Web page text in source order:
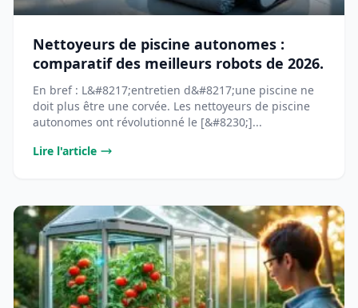
Nettoyeurs de piscine autonomes :
comparatif des meilleurs robots de 2026.
En bref : L&#8217;entretien d&#8217;une piscine ne
doit plus être une corvée. Les nettoyeurs de piscine
autonomes ont révolutionné le [&#8230;]...
Lire l'article